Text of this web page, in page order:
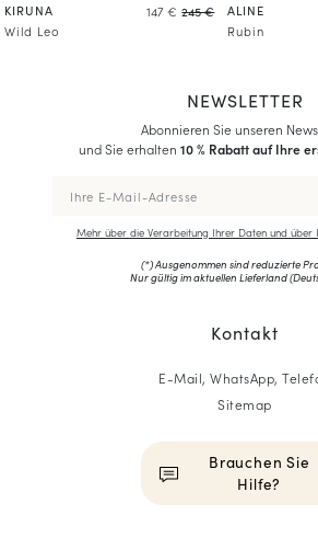
KIRUNA 147 € 245 €
Wild Leo
ALINE
Rubin
NEWSLETTER
Abonnieren Sie unseren
und Sie erhalten 10 % Rabatt auf Ihre
Mehr über die Verarbeitung Ihrer Daten und über
(*) Ausgenommen sind reduzierte
Nur gültig im aktuellen Lieferland (
Kontakt
E-Mail, WhatsApp,
Sitemap
Brauchen Sie
Hilfe?